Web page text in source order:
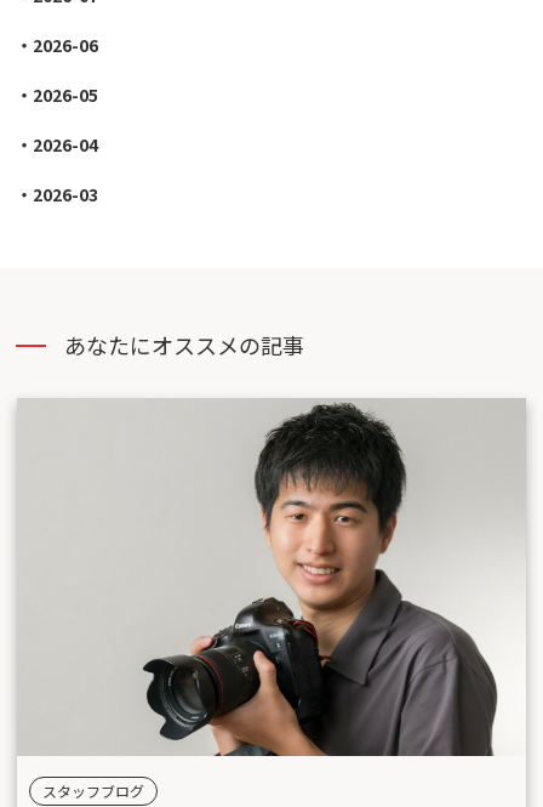
2026-06
2026-05
2026-04
2026-03
あなたにオススメの記事
スタッフブログ